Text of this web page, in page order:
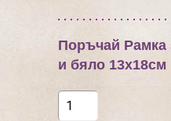
Поръчай Рамка
и бяло 13х18см